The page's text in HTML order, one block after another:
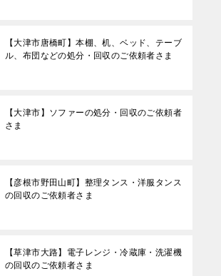
【大津市唐橋町】本棚、机、ベッド、テーブ
ル、布団などの処分・回収のご依頼者さま
【大津市】ソファーの処分・回収のご依頼者
さま
【彦根市野田山町】整理タンス・洋服タンス
の回収のご依頼者さま
【草津市大路】電子レンジ・冷蔵庫・洗濯機
の回収のご依頼者さま